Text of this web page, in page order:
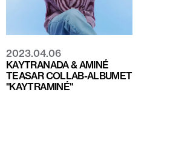
2023.04.06
KAYTRANADA & AMINÉ
TEASAR COLLAB-ALBUMET
"KAYTRAMINÉ"